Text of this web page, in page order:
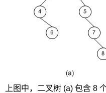
上图中，二叉树 (a) 包含 8